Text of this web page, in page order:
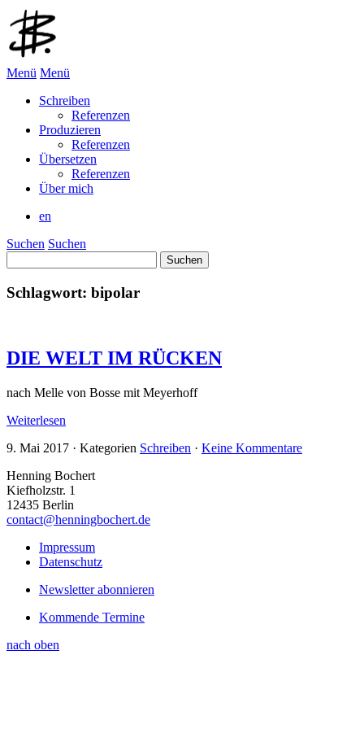
Menü Menü
Schreiben
Referenzen
Produzieren
Referenzen
Übersetzen
Referenzen
Über mich
en
Suchen Suchen
nach:
Schlagwort: bipolar
DIE WELT IM RÜCKEN
nach Melle von Bosse mit Meyerhoff
Weiterlesen
9. Mai 2017 · Kategorien Schreiben · Keine Kommentare
Henning Bochert
Kiefholzstr. 1
12435 Berlin
contact@henningbochert.de
Impressum
Datenschutz
Newsletter abonnieren
Kommende Termine
nach oben